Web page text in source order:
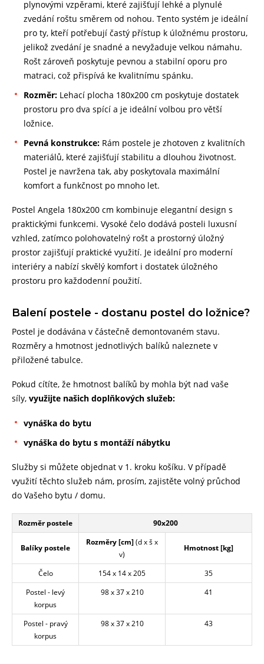
plynovými vzpěrami, které zajišťují lehké a plynulé
zvedání roštu směrem od nohou. Tento systém je ideální
pro ty, kteří potřebují častý přístup k úložnému prostoru,
jelikož zvedání je snadné a nevyžaduje velkou námahu.
Rošt zároveň poskytuje pevnou a stabilní oporu pro
matraci, což přispívá ke kvalitnímu spánku.
Rozměr: Lehací plocha 180x200 cm poskytuje dostatek
prostoru pro dva spící a je ideální volbou pro větší
ložnice.
Pevná konstrukce: Rám postele je zhotoven z kvalitních
materiálů, které zajišťují stabilitu a dlouhou životnost.
Postel je navržena tak, aby poskytovala maximální
komfort a funkčnost po mnoho let.
Postel Angela 180x200 cm kombinuje elegantní design s
praktickými funkcemi. Vysoké čelo dodává posteli luxusní
vzhled, zatímco polohovatelný rošt a prostorný úložný
prostor zajišťují praktické využití. Je ideální pro moderní
interiéry a nabízí skvělý komfort i dostatek úložného
prostoru pro každodenní použití.
Balení postele - dostanu postel do ložnice?
Postel je dodávána v částečně demontovaném stavu.
Rozměry a hmotnost jednotlivých balíků naleznete v
přiložené tabulce.
Pokud cítíte, že hmotnost balíků by mohla být nad vaše
síly, využijte našich doplňkových služeb:
vynáška do bytu
vynáška do bytu s montáží nábytku
Služby si můžete objednat v 1. kroku košíku. V případě
využití těchto služeb nám, prosím, zajistěte volný průchod
do Vašeho bytu / domu.
Rozměr postele 90x200
Balíky postele
Rozměry [cm](d x š x
v)
Hmotnost [kg]
Čelo 154 x 14 x 205
35
Postel - levý
korpus
98 x 37 x 210 41
Postel - pravý
korpus
98 x 37 x 210 43